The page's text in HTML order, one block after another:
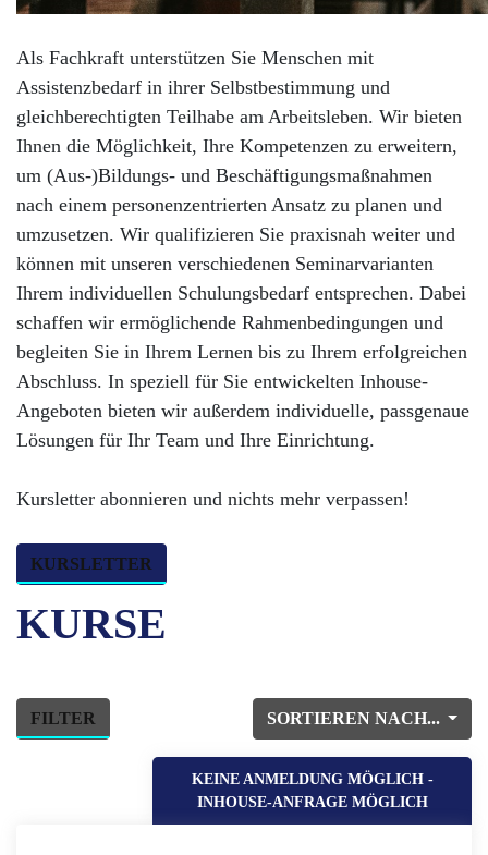
Als Fachkraft unterstützen Sie Menschen mit
Assistenzbedarf in ihrer Selbstbestimmung und
gleichberechtigten Teilhabe am Arbeitsleben. Wir bieten
Ihnen die Möglichkeit, Ihre Kompetenzen zu erweitern,
um (Aus-)Bildungs- und Beschäftigungsmaßnahmen
nach einem personenzentrierten Ansatz zu planen und
umzusetzen. Wir qualifizieren Sie praxisnah weiter und
können mit unseren verschiedenen Seminarvarianten
Ihrem individuellen Schulungsbedarf entsprechen. Dabei
schaffen wir ermöglichende Rahmenbedingungen und
begleiten Sie in Ihrem Lernen bis zu Ihrem erfolgreichen
Abschluss. In speziell für Sie entwickelten Inhouse-
Angeboten bieten wir außerdem individuelle, passgenaue
Lösungen für Ihr Team und Ihre Einrichtung.
Kursletter abonnieren und nichts mehr verpassen!
KURSLETTER
KURSE
SORTIEREN NACH...
FILTER
KEINE ANMELDUNG MÖGLICH -
INHOUSE-ANFRAGE MÖGLICH